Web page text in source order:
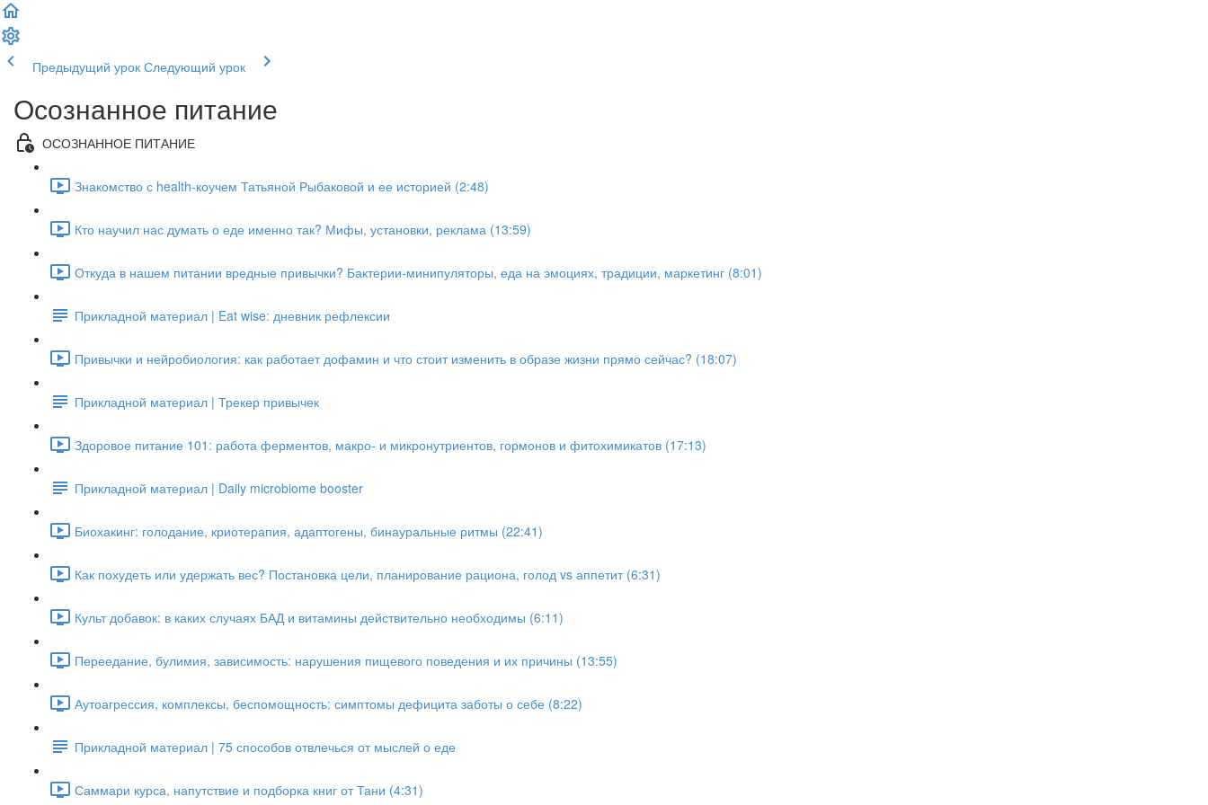
Предыдущий урок Следующий урок
Осознанное питание
ОСОЗНАННОЕ ПИТАНИЕ
Знакомство с health-коучем Татьяной Рыбаковой и ее историей (2:48)
Кто научил нас думать о еде именно так? Мифы, установки, реклама (13:59)
Откуда в нашем питании вредные привычки? Бактерии-минипуляторы, еда на эмоциях, традиции, маркетинг (8:01)
Прикладной материал | Eat wise: дневник рефлексии
Привычки и нейробиология: как работает дофамин и что стоит изменить в образе жизни прямо сейчас? (18:07)
Прикладной материал | Трекер привычек
Здоровое питание 101: работа ферментов, макро- и микронутриентов, гормонов и фитохимикатов (17:13)
Прикладной материал | Daily microbiome booster
Биохакинг: голодание, криотерапия, адаптогены, бинауральные ритмы (22:41)
Как похудеть или удержать вес? Постановка цели, планирование рациона, голод vs аппетит (6:31)
Культ добавок: в каких случаях БАД и витамины действительно необходимы (6:11)
Переедание, булимия, зависимость: нарушения пищевого поведения и их причины (13:55)
Аутоагрессия, комплексы, беспомощность: симптомы дефицита заботы о себе (8:22)
Прикладной материал | 75 способов отвлечься от мыслей о еде
Саммари курса, напутствие и подборка книг от Тани (4:31)